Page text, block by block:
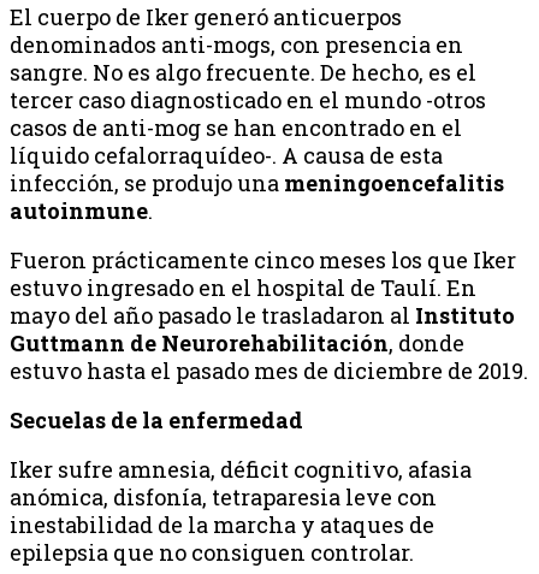
El cuerpo de Iker generó anticuerpos
denominados anti-mogs, con presencia en
sangre. No es algo frecuente. De hecho, es el
tercer caso diagnosticado en el mundo -otros
casos de anti-mog se han encontrado en el
líquido cefalorraquídeo-. A causa de esta
infección, se produjo una meningoencefalitis
autoinmune.
Fueron prácticamente cinco meses los que Iker
estuvo ingresado en el hospital de Taulí. En
mayo del año pasado le trasladaron al Instituto
Guttmann de Neurorehabilitación, donde
estuvo hasta el pasado mes de diciembre de 2019.
Secuelas de la enfermedad
Iker sufre amnesia, déficit cognitivo, afasia
anómica, disfonía, tetraparesia leve con
inestabilidad de la marcha y ataques de
epilepsia que no consiguen controlar.